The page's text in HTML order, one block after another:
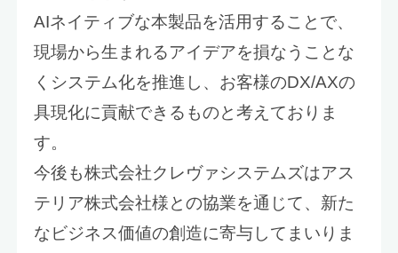
AIネイティブな本製品を活用することで、
現場から生まれるアイデアを損なうことな
くシステム化を推進し、お客様のDX/AXの
具現化に貢献できるものと考えておりま
す。
今後も株式会社クレヴァシステムズはアス
テリア株式会社様との協業を通じて、新た
なビジネス価値の創造に寄与してまいりま